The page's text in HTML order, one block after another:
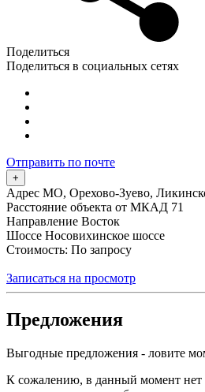
Поделиться
Поделиться в социальных сетях
Отправить по почте
+
Адрес МО, Орехово-Зуево,
Расстояние объекта от МКАД 71
Направление Восток
Шоссе Носовихинское шоссе
Стоимость: По запросу
Записаться на просмотр
Предложения
Выгодные предложения - ловите
К сожалению, в данный момент нет